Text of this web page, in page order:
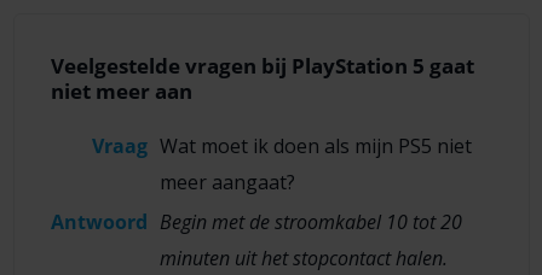
Veelgestelde vragen bij PlayStation 5 gaat
niet meer aan
Vraag Wat moet ik doen als mijn PS5 niet
meer aangaat?
Antwoord Begin met de stroomkabel 10 tot 20
minuten uit het stopcontact halen.